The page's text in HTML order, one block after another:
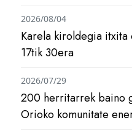
Karela kiroldegia
17tik 30era
2026/08/04
200 herritarrek baino
Orioko komunitate
2026/07/29